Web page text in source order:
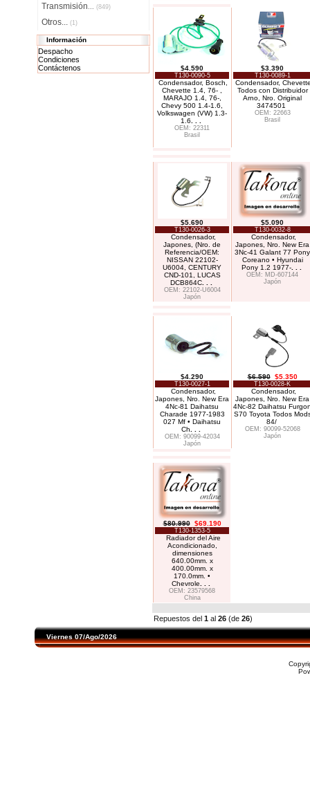
Transmisión... (849)
Otros... (1)
Información
Despacho
Condiciones
Contáctenos
$4.590
T130-0090-5
Condensador, Bosch,
Chevette 1.4, 76- ,
MARAJO 1.4, 76-,
Chevy 500 1.4-1.6,
Volkswagen (VW) 1.3-
1.6
OEM: 22311
Brasil
$3.390
T130-0089-1
Condensador,
Todos con Distribuidor
Arno, Nro. Original
3474501
OEM: 22663
Brasil
$5.690
T130-0026-3
Condensador,
Japones, (Nro. de
Referencia/OEM:
NISSAN 22102-
U6004, CENTURY
CND-101, LUCAS
DCB864C. . .
OEM: 22102-U6004
Japón
$5.090
T130-0032-8
Condensador,
Japones, Nro. New Era
3Nc-41 Galant 77 Pony
Coreano • Hyundai
Pony 1.2 1977-. . .
OEM: MD-607144
Japón
$4.290
T130-0027-1
Condensador,
Japones, Nro. New Era
4Nc-81 Daihatsu
Charade 1977-1983
027 Mf • Daihatsu
Ch
OEM: 90099-42034
Japón
$6.590 $5.350
T130-0028-K
Condensador,
Japones, Nro. New Era
4Nc-82 Daihatsu
S70 Toyota Todos
84/
OEM: 90099-52068
Japón
$80.990 $69.190
T130-1353-5
Radiador del Aire
Acondicionado,
dimensiones
640.00mm. x
400.00mm. x
170.0mm. •
Chevrole
OEM: 23579568
China
Repuestos del 1 al 26 (de 26)
Viernes 07/Ago/2026